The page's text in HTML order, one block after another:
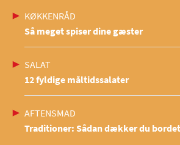
KØKKENRÅD
Så meget spiser dine gæster
SALAT
12 fyldige måltidssalater
AFTENSMAD
Traditioner: Sådan dækker du